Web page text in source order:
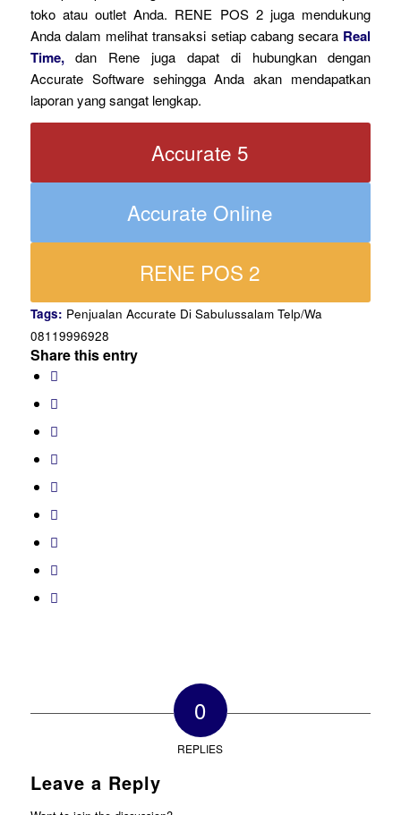
toko atau outlet Anda. RENE POS 2 juga mendukung
Anda dalam melihat transaksi setiap cabang secara Real
Time,dan Rene juga dapat di hubungkan dengan
Accurate Software sehingga Anda akan mendapatkan
laporan yang sangat lengkap.
Accurate 5
Accurate Online
RENE POS 2
Tags: Penjualan Accurate Di Sabulussalam Telp/Wa
08119996928
Share this entry
0
REPLIES
Leave a Reply